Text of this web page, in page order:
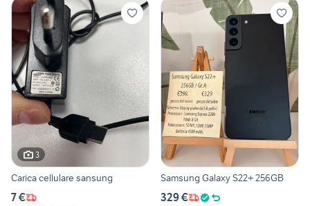
3
Carica cellulare sansung
7 €
Samsung Galaxy S22+ 256GB
329 €